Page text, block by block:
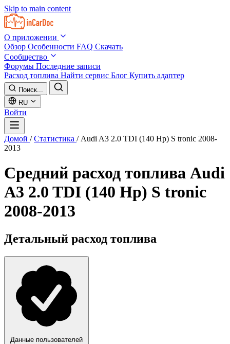
Skip to main content
О приложении
Обзор Особенности FAQ Скачать
Сообщество
Форумы Последние записи
Расход топлива Найти сервис Блог Купить адаптер
Поиск...
RU
Войти
Домой / Статистика / Audi A3 2.0 TDI (140 Hp) S tronic 2008-
2013
Средний расход топлива Audi
A3 2.0 TDI (140 Hp) S tronic
2008-2013
Детальный расход топлива
Данные пользователей